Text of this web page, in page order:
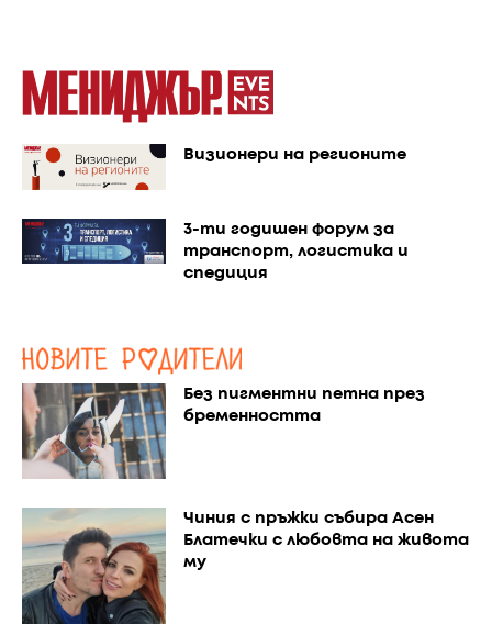
Визионери на регионите
3-ти годишен форум за
транспорт, логистика и
спедиция
Без пигментни петна през
бременността
Чиния с пръжки събира Асен
Блатечки с любовта на живота
му